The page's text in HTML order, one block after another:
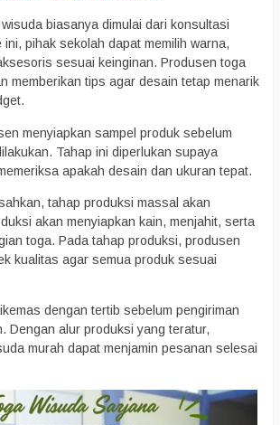
biasanya dimulai dari konsultasi
pihak sekolah dapat memilih warna,
sesuai keinginan. Produsen toga
memberikan tips agar desain tetap menarik
menyiapkan sampel produk sebelum
Tahap ini diperlukan supaya
apakah desain dan ukuran tepat.
tahap produksi massal akan
akan menyiapkan kain, menjahit, serta
toga. Pada tahap produksi, produsen
kualitas agar semua produk sesuai
dengan tertib sebelum pengiriman
Dengan alur produksi yang teratur,
murah dapat menjamin pesanan selesai